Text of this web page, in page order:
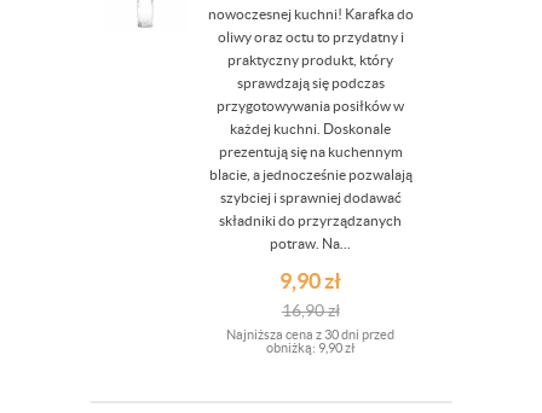
nowoczesnej kuchni! Karafka do
oliwy oraz octu to przydatny i
praktyczny produkt, który
sprawdzają się podczas
przygotowywania posiłków w
każdej kuchni. Doskonale
prezentują się na kuchennym
blacie, a jednocześnie pozwalają
szybciej i sprawniej dodawać
składniki do przyrządzanych
potraw. Na...
9,90zł
16,90zł
Najniższa cena z 30 dni przed
obniżką: 9,90 zł